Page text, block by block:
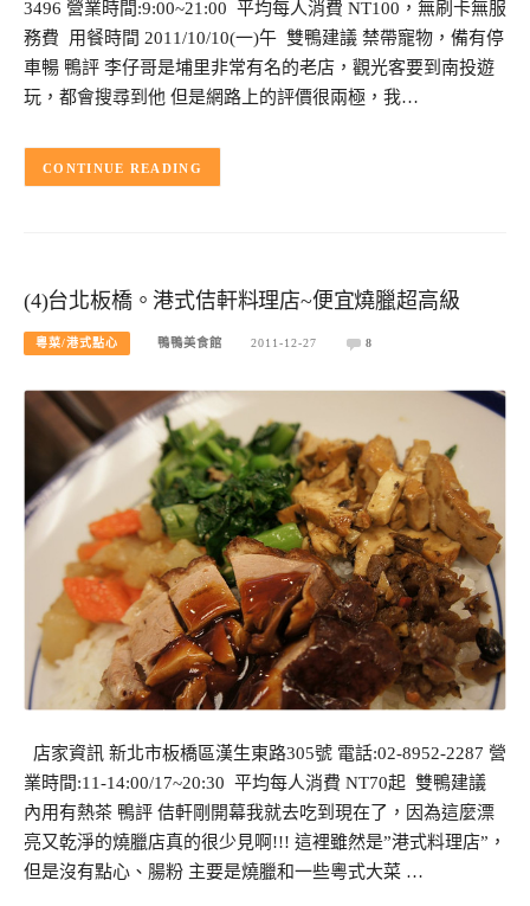
3496 營業時間:9:00~21:00 平均每人消費 NT100，無刷卡無服
務費 用餐時間 2011/10/10(一)午 雙鴨建議 禁帶寵物，備有停
車暢 鴨評 李仔哥是埔里非常有名的老店，觀光客要到南投遊
玩，都會搜尋到他 但是網路上的評價很兩極，我…
CONTINUE READING
(4)台北板橋。港式佶軒料理店~便宜燒臘超高級
粵菜/港式點心 鴨鴨美食館 2011-12-27 8
店家資訊 新北市板橋區漢生東路305號 電話:02-8952-2287 營
業時間:11-14:00/17~20:30 平均每人消費 NT70起 雙鴨建議
內用有熱茶 鴨評 佶軒剛開幕我就去吃到現在了，因為這麼漂
亮又乾淨的燒臘店真的很少見啊!!! 這裡雖然是”港式料理店”，
但是沒有點心、腸粉 主要是燒臘和一些粵式大菜 …